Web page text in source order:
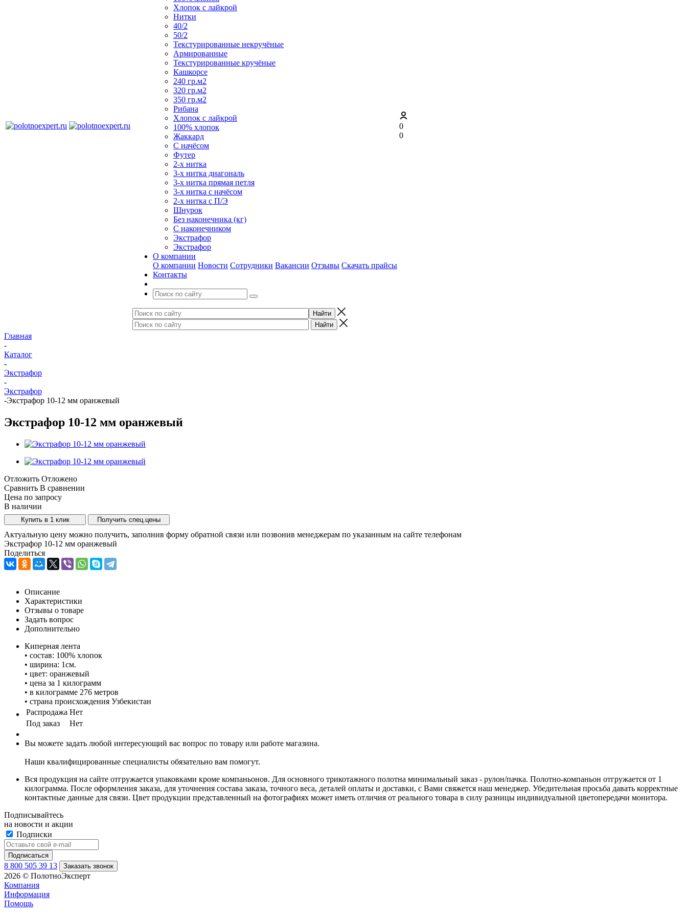
Хлопок с лайкрой
Нитки
40/2
50/2
Текстурированные некручёные
Армированные
Текстурированные кручёные
Кашкорсе
240 гр.м2
320 гр.м2
350 гр.м2
Рибана
Хлопок с лайкрой
100% хлопок
Жаккард
С начёсом
Футер
2-х нитка
3-х нитка диагональ
3-х нитка прямая петля
3-х нитка с начёсом
2-х нитка с П/Э
Шнурок
Без наконечника (кг)
С наконечником
Экстрафор
Экстрафор
О компании
О компании Новости Сотрудники Вакансии Отзывы Скачать прайсы
Контакты
0
0
Главная
-
Каталог
-
Экстрафор
-
Экстрафор
-Экстрафор 10-12 мм оранжевый
Экстрафор 10-12 мм оранжевый
Отложить Отложено
Сравнить В сравнении
Цена по запросу
В наличии
Купить в 1 клик Получить спец.цены
Актуальную цену можно получить, заполнив форму обратной связи или позвонив менеджерам по указанным на сайте телефонам
Экстрафор 10-12 мм оранжевый
Поделиться
Описание
Характеристики
Отзывы о товаре
Задать вопрос
Дополнительно
Киперная лента
• состав: 100% хлопок
• ширина: 1см.
• цвет: оранжевый
• цена за 1 килограмм
• в килограмме 276 метров
• страна происхождения Узбекистан
Распродажа Нет
Под заказ
Нет
Вы можете задать любой интересующий вас вопрос по товару или работе магазина.
Наши квалифицированные специалисты обязательно вам помогут.
Вся продукция на сайте отгружается упаковками кроме компаньонов. Для основного трикотажного полотна минимальный заказ - рулон/пачка. Полотно-компаньон отгружается от 1
килограмма. После оформления заказа, для уточнения состава заказа, точного веса, деталей оплаты и доставки, с Вами свяжется наш менеджер. Убедительная просьба давать корректные
контактные данные для связи. Цвет продукции представленный на фотографиях может иметь отличия от реального товара в силу разницы индивидуальной цветопередачи монитора.
Подписывайтесь
на новости и акции
Подписки
8 800 505 39 13 Заказать звонок
2026 © ПолотноЭксперт
Компания
Информация
Помощь